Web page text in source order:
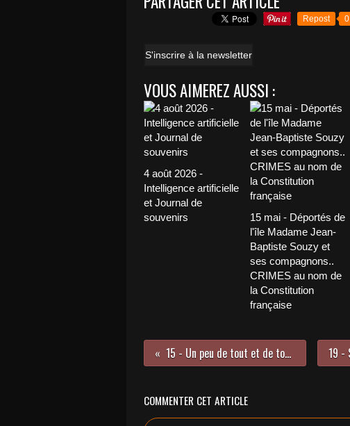
Repost 0
S'inscrire à la newsletter
VOUS AIMEREZ AUSSI :
4 août 2026 -
Intelligence artificielle
et Journal de
souvenirs
15 mai - Déportés de
l'île Madame Jean-
Baptiste Souzy et
ses compagnons..
CRIMES au nom de
la Constitution
française
15 - Un peu de tout et de tous les temps... Saintes
COMMENTER CET ARTICLE